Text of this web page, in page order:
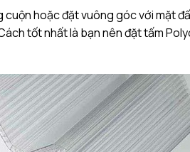
cuộn hoặc đặt vuông góc với mặt
tốt nhất là bạn nên đặt tấm